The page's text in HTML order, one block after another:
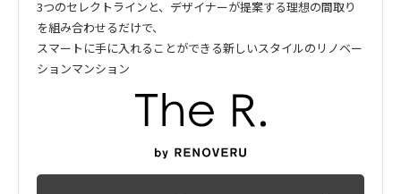
3つのセレクトラインと、デザイナーが提案する理想の間取り
を組み合わせるだけで、
スマートに手に入れることができる新しいスタイルのリノベー
ションマンション